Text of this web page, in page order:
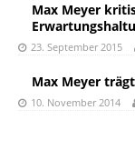
Max Meyer
23. September 2015
Max Meyer
10. November 2014